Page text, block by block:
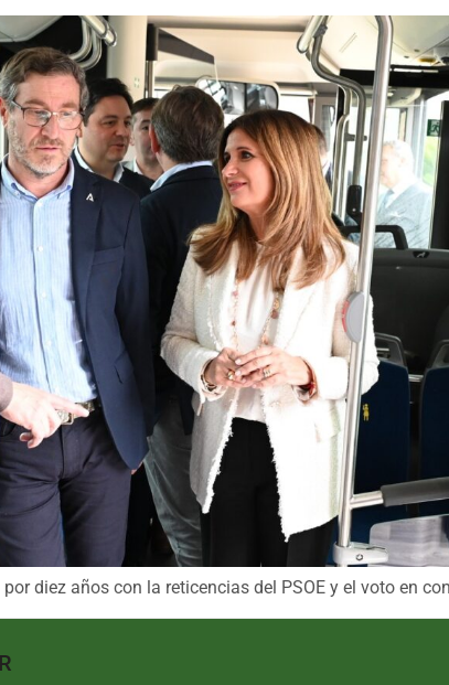
diez años con la reticencias del PSOE y el voto en